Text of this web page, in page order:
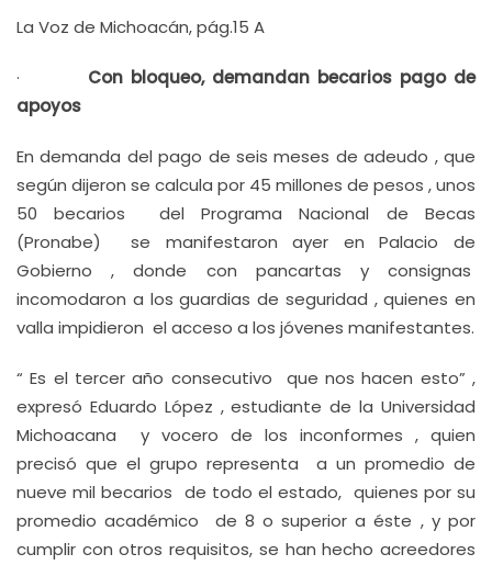
La Voz de Michoacán, pág.15 A
· Con bloqueo, demandan becarios pago de
apoyos
En demanda del pago de seis meses de adeudo , que
según dijeron se calcula por 45 millones de pesos , unos
50 becarios del Programa Nacional de Becas
(Pronabe) se manifestaron ayer en Palacio de
Gobierno , donde con pancartas y consignas
incomodaron a los guardias de seguridad , quienes en
valla impidieron el acceso a los jóvenes manifestantes.
“ Es el tercer año consecutivo que nos hacen esto” ,
expresó Eduardo López , estudiante de la Universidad
Michoacana y vocero de los inconformes , quien
precisó que el grupo representa a un promedio de
nueve mil becarios de todo el estado, quienes por su
promedio académico de 8 o superior a éste , y por
cumplir con otros requisitos, se han hecho acreedores